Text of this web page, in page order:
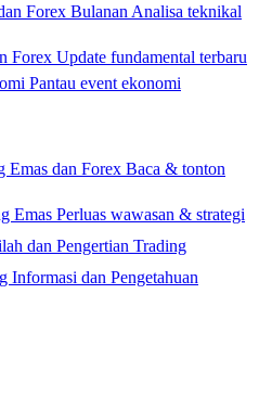
Forex Bulanan Analisa teknikal
Forex Update fundamental terbaru
Pantau event ekonomi
Emas dan Forex Baca & tonton
Emas Perluas wawasan & strategi
dan Pengertian Trading
Informasi dan Pengetahuan